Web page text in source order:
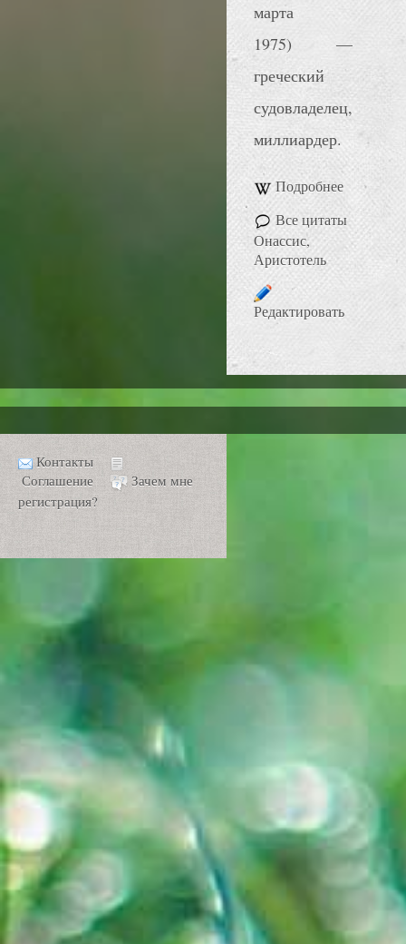
марта
1975) —
греческий
судовладелец,
миллиардер.
Подробнее
Все цитаты
Онассис,
Аристотель
Редактировать
Контакты
Соглашение
Зачем мне
регистрация?